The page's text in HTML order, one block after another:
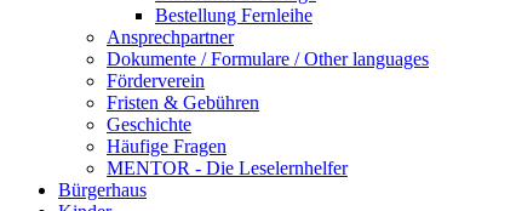
Bestellung Fernleihe
Ansprechpartner
Dokumente / Formulare / Other languages
Förderverein
Fristen & Gebühren
Geschichte
Häufige Fragen
MENTOR - Die Leselernhelfer
Bürgerhaus